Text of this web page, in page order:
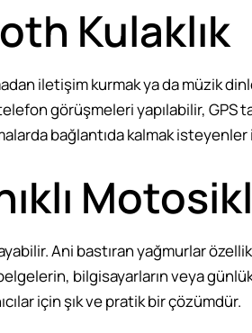
Kulaklık
iletişim kurmak ya da müzik
görüşmeleri yapılabilir,
bağlantıda kalmak isteyenler
Ani bastıran yağmurlar
bilgisayarların veya günlük
için şık ve pratik bir çözümdür.